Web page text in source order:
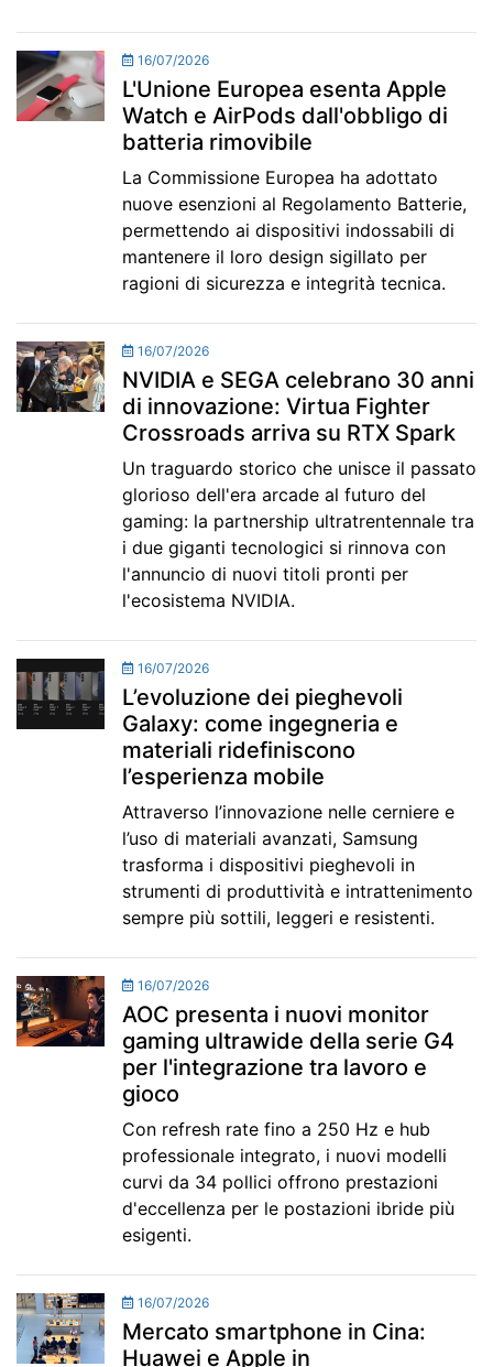
16/07/2026
L'Unione Europea esenta Apple
Watch e AirPods dall'obbligo di
batteria rimovibile
La Commissione Europea ha adottato
nuove esenzioni al Regolamento Batterie,
permettendo ai dispositivi indossabili di
mantenere il loro design sigillato per
ragioni di sicurezza e integrità tecnica.
16/07/2026
NVIDIA e SEGA celebrano 30 anni
di innovazione: Virtua Fighter
Crossroads arriva su RTX Spark
Un traguardo storico che unisce il passato
glorioso dell'era arcade al futuro del
gaming: la partnership ultratrentennale tra
i due giganti tecnologici si rinnova con
l'annuncio di nuovi titoli pronti per
l'ecosistema NVIDIA.
16/07/2026
L’evoluzione dei pieghevoli
Galaxy: come ingegneria e
materiali ridefiniscono
l’esperienza mobile
Attraverso l’innovazione nelle cerniere e
l’uso di materiali avanzati, Samsung
trasforma i dispositivi pieghevoli in
strumenti di produttività e intrattenimento
sempre più sottili, leggeri e resistenti.
16/07/2026
AOC presenta i nuovi monitor
gaming ultrawide della serie G4
per l'integrazione tra lavoro e
gioco
Con refresh rate fino a 250 Hz e hub
professionale integrato, i nuovi modelli
curvi da 34 pollici offrono prestazioni
d'eccellenza per le postazioni ibride più
esigenti.
16/07/2026
Mercato smartphone in Cina:
Huawei e Apple in